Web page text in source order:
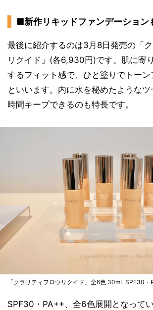
■新作リキッドファンデーション
最後に紹介するのは3月8日発売の「
リクイド」(各6,930円)です。肌に寄
するフィット感で、ひと塗りでトーン
といいます。内に水を秘めたような
時間キープできるのも特長です。
「クラリティフロウリクイド」全6色 30mL SPF30
SPF30・PA++、全6色展開となってい